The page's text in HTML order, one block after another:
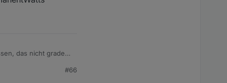
Der
Netzwerk.
das nicht grade
die States
#66